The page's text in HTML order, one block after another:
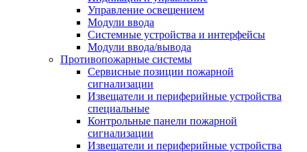
Управление освещением
Модули ввода
Системные устройства и интерфейсы
Модули ввода/вывода
Противопожарные системы
Сервисные позиции пожарной
сигнализации
Извещатели и периферийные устройства
специальные
Контрольные панели пожарной
сигнализации
Извещатели и периферийные устройства